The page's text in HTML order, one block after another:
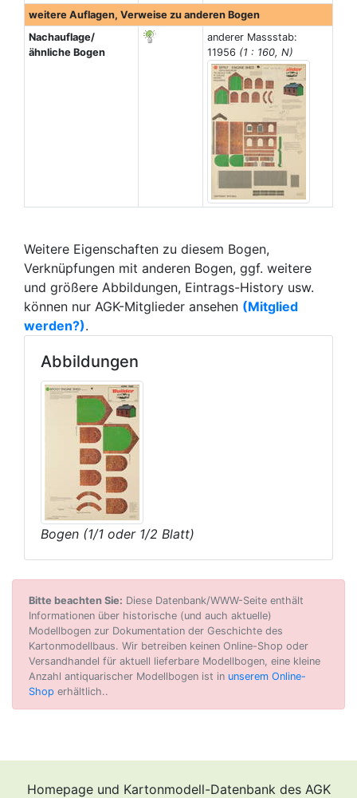
weitere Auflagen, Verweise zu anderen Bogen
Nachauflage/
ähnliche Bogen
anderer Massstab:
11956 (1 : 160, N)
Weitere Eigenschaften zu diesem Bogen,
Verknüpfungen mit anderen Bogen, ggf. weitere
und größere Abbildungen, Eintrags-History usw.
können nur AGK-Mitglieder ansehen (Mitglied
werden?).
Abbildungen
Bogen (1/1 oder 1/2 Blatt)
Bitte beachten Sie: Diese Datenbank/WWW-Seite enthält
Informationen über historische (und auch aktuelle)
Modellbogen zur Dokumentation der Geschichte des
Kartonmodellbaus. Wir betreiben keinen Online-Shop oder
Versandhandel für aktuell lieferbare Modellbogen, eine kleine
Anzahl antiquarischer Modellbogen ist in unserem Online-
Shop erhältlich..
Homepage und Kartonmodell-Datenbank des AGK